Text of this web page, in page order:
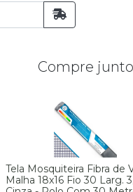
Compre junto
Tela Mosquiteira Fibra de
Malha 18x16 Fio 30 Larg.